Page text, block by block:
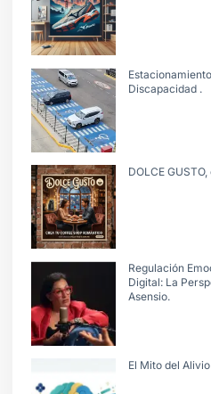
Discapacidad .
DOLCE
Regulación
Digital: La
Asensio.
El Mito del